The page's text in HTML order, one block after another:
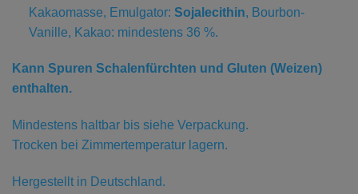
Kakaomasse, Emulgator: Sojalecithin, Bourbon-
Vanille, Kakao: mindestens 36 %.
Kann Spuren Schalenfürchten und Gluten (Weizen)
enthalten.
Mindestens haltbar bis siehe Verpackung.
Trocken bei Zimmertemperatur lagern.
Hergestellt in Deutschland.